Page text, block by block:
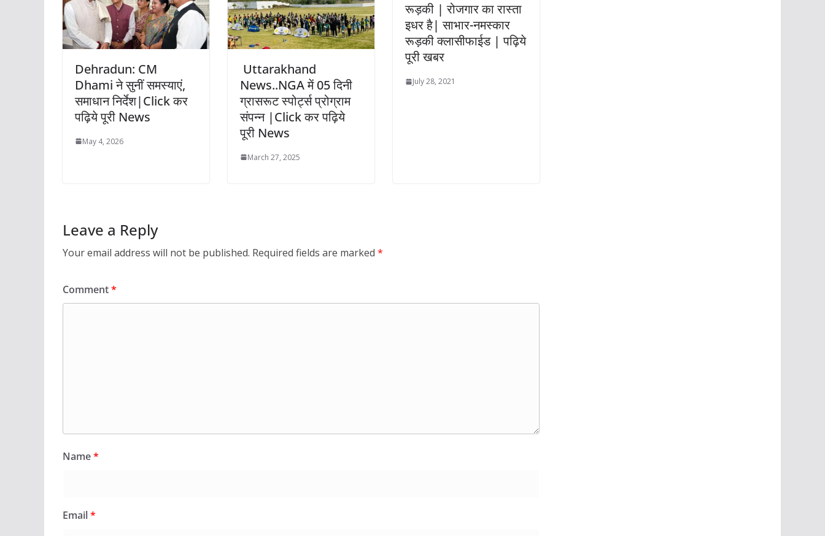
Dehradun: CM
Dhami ने सुनीं समस्याएं,
समाधान निर्देश|Click कर
पढ़िये पूरी News
May 4, 2026
Uttarakhand
News..NGA में 05 दिनी
ग्रासरूट स्पोर्ट्स प्रोग्राम
संपन्न |Click कर पढ़िये
पूरी News
March 27, 2025
रूड़की | रोजगार का रास्ता
इधर है| साभार-नमस्कार
रूड़की क्लासीफाईड | पढ़िये
पूरी खबर
July 28, 2021
Leave a Reply
Your email address will not be published. Required fields are marked *
Comment*
Name*
Email*